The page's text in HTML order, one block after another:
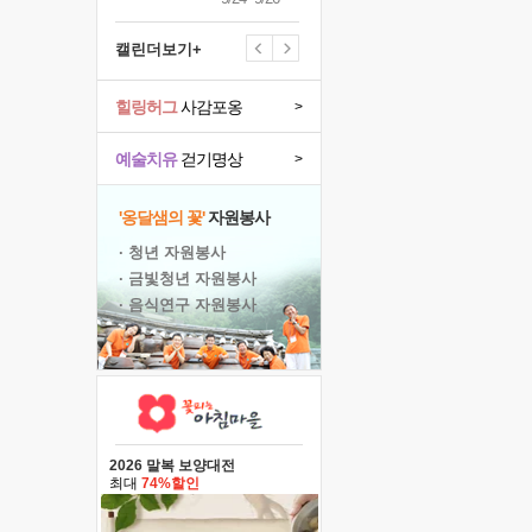
캘린더보기+
예술치유걷기명상 >
힐링허그사감포옹 >
'옹달샘의 꽃'자원봉사
· 청년 자원봉사
· 금빛청년 자원봉사
· 음식연구 자원봉사
2026 말복 보양대전
최대 74%할인